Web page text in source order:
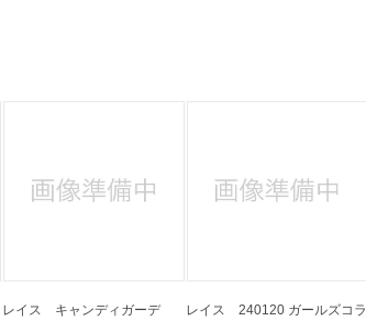
レイス キャンディガーデ
レイス 240120 ガールズコラ